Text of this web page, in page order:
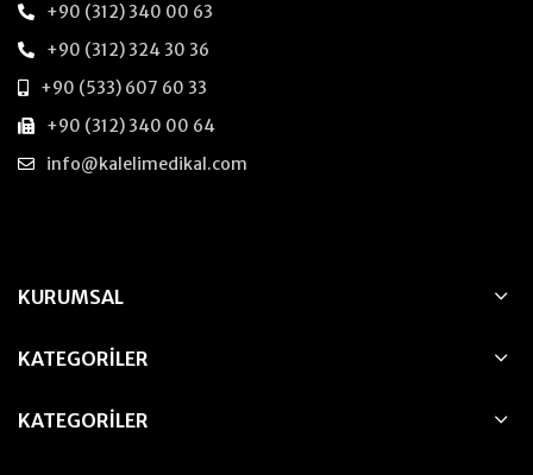
+90 (312) 340 00 63
+90 (312) 324 30 36
+90 (533) 607 60 33
+90 (312) 340 00 64
info@kalelimedikal.com
KURUMSAL
KATEGORILER
KATEGORILER